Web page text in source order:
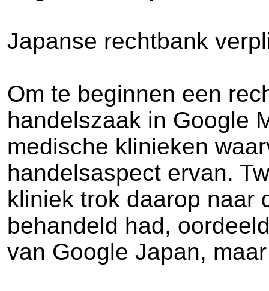
Japanse rechtbank
Om te beginnen een
handelszaak in Google
medische klinieken
handelsaspect ervan.
kliniek trok daarop naar
behandeld had,
van Google Japan,